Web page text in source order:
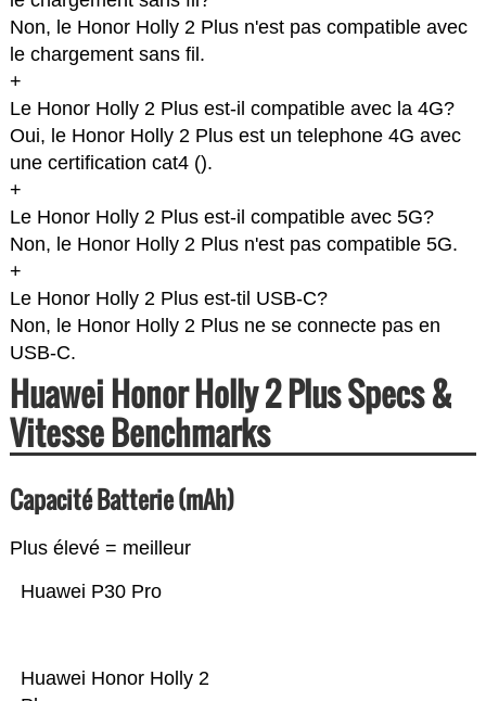
Non, le Honor Holly 2 Plus n'est pas compatible avec
le chargement sans fil.
+
Le Honor Holly 2 Plus est-il compatible avec la 4G?
Oui, le Honor Holly 2 Plus est un telephone 4G avec
une certification cat4 ().
+
Le Honor Holly 2 Plus est-il compatible avec 5G?
Non, le Honor Holly 2 Plus n'est pas compatible 5G.
+
Le Honor Holly 2 Plus est-til USB-C?
Non, le Honor Holly 2 Plus ne se connecte pas en
USB-C.
Huawei Honor Holly 2 Plus Specs &
Vitesse Benchmarks
Capacité Batterie (mAh)
Plus élevé = meilleur
Huawei Honor Holly 2
Huawei P30 Pro